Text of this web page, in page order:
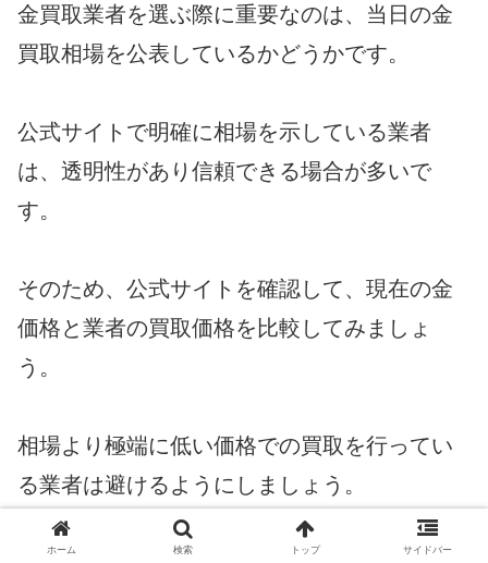
金買取業者を選ぶ際に重要なのは、当日の金
買取相場を公表しているかどうかです。
公式サイトで明確に相場を示している業者
は、透明性があり信頼できる場合が多いで
す。
そのため、公式サイトを確認して、現在の金
価格と業者の買取価格を比較してみましょ
う。
相場より極端に低い価格での買取を行ってい
る業者は避けるようにしましょう。
ホーム 検索 トップ サイドバー